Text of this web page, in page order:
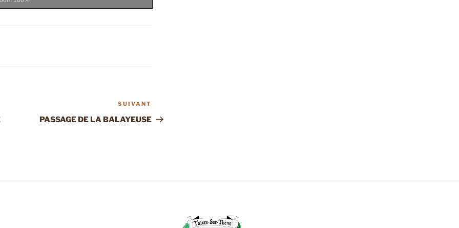
suivant
SUIVANT
PASSAGE DE LA BALAYEUSE